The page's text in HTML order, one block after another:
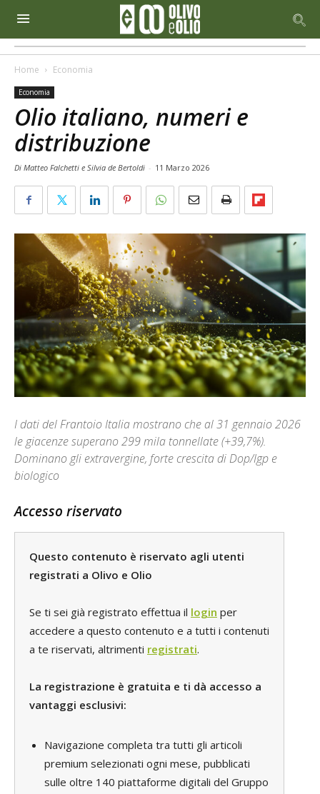
Home Economia
Economia
Olio italiano, numeri e
distribuzione
Di Matteo Falchetti e Silvia de Bertoldi - 11 Marzo 2026
I dati del Frantoio Italia mostrano che al 31 gennaio 2026
le giacenze superano 299 mila tonnellate (+39,7%).
Dominano gli extravergine, forte crescita di Dop/Igp e
biologico
Accesso riservato
Questo contenuto è riservato agli utenti
registrati a Olivo e Olio
Se ti sei già registrato effettua il login per
accedere a questo contenuto e a tutti i contenuti
a te riservati, altrimenti registrati.
La registrazione è gratuita e ti dà accesso a
vantaggi esclusivi:
Navigazione completa tra tutti gli articoli
premium selezionati ogni mese, pubblicati
sulle oltre 140 piattaforme digitali del Gruppo